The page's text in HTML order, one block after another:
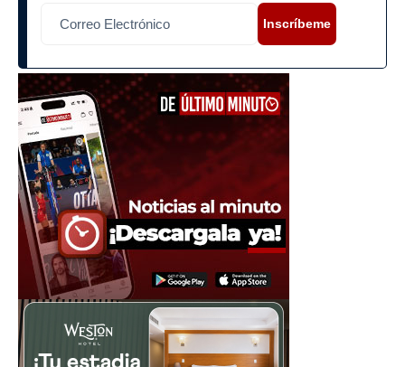
Inscríbeme